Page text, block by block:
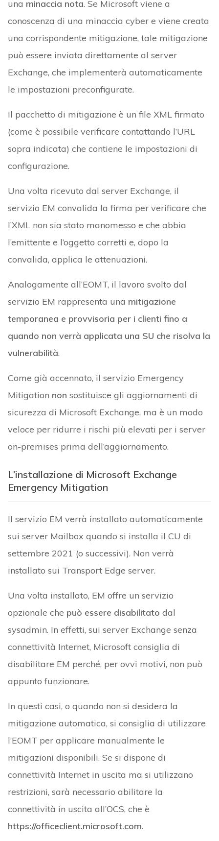
una minaccia nota. Se Microsoft viene a
conoscenza di una minaccia cyber e viene creata
una corrispondente mitigazione, tale mitigazione
può essere inviata direttamente al server
Exchange, che implementerà automaticamente
le impostazioni preconfigurate.
Il pacchetto di mitigazione è un file XML firmato
(come è possibile verificare contattando l’URL
sopra indicata) che contiene le impostazioni di
configurazione.
Una volta ricevuto dal server Exchange, il
servizio EM convalida la firma per verificare che
l’XML non sia stato manomesso e che abbia
l’emittente e l’oggetto corretti e, dopo la
convalida, applica le attenuazioni.
Analogamente all’EOMT, il lavoro svolto dal
servizio EM rappresenta una mitigazione
temporanea e provvisoria per i clienti fino a
quando non verrà applicata una SU che risolva la
vulnerabilità.
Come già accennato, il servizio Emergency
Mitigation non sostituisce gli aggiornamenti di
sicurezza di Microsoft Exchange, ma è un modo
veloce per ridurre i rischi più elevati per i server
on-premises prima dell’aggiornamento.
L’installazione di Microsoft Exchange
Emergency Mitigation
Il servizio EM verrà installato automaticamente
sui server Mailbox quando si installa il CU di
settembre 2021 (o successivi). Non verrà
installato sui Transport Edge server.
Una volta installato, EM offre un servizio
opzionale che può essere disabilitato dal
sysadmin. In effetti, sui server Exchange senza
connettività Internet, Microsoft consiglia di
disabilitare EM perché, per ovvi motivi, non può
appunto funzionare.
In questi casi, o quando non si desidera la
mitigazione automatica, si consiglia di utilizzare
l’EOMT per applicare manualmente le
mitigazioni disponibili. Se si dispone di
connettività Internet in uscita ma si utilizzano
restrizioni, sarà necessario abilitare la
connettività in uscita all’OCS, che è
https://officeclient.microsoft.com.